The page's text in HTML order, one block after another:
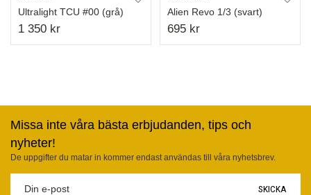
Ultralight TCU #00 (grå)
1 350 kr
Alien Revo 1/3 (svart)
695 kr
Missa inte våra bästa erbjudanden, tips och
nyheter!
De uppgifter du matar in kommer endast användas till våra nyhetsbrev.
SKICKA